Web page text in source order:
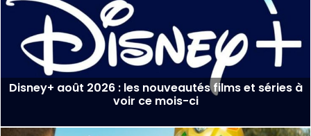
Disney+ août 2026 : les nouveautés films et séries à
voir ce mois-ci